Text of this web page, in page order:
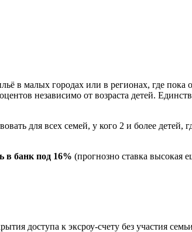
в малых городах или в регионах, где
независимо от возраста детей.
для всех семей, у кого 2 и более детей,
в банк под 16% (прогнозно ставка высокая
доступа к эксроу-счету без участия